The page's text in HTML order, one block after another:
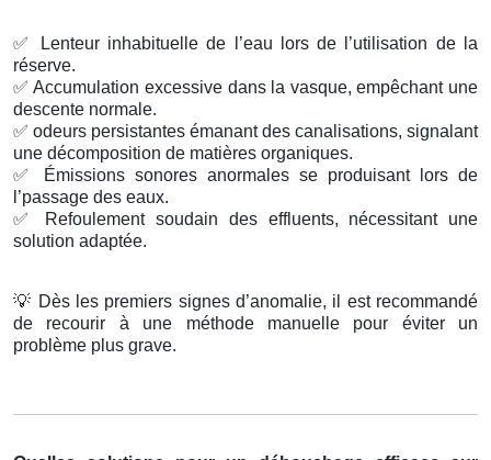
✅
Lenteur inhabituelle de l’eau lors de l’utilisation de la
réserve.
✅ Accumulation excessive dans la vasque, empêchant une
descente normale.
✅ odeurs persistantes émanant des canalisations, signalant
une décomposition de matières organiques.
✅
Émissions sonores anormales se produisant lors de
l’passage des eaux.
✅
Refoulement soudain des effluents, nécessitant une
solution adaptée.
💡 Dès les premiers signes d’anomalie, il est recommandé
de recourir à une méthode manuelle pour éviter un
problème plus grave.